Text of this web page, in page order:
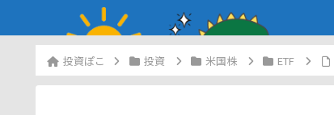
投資 米国株 ETF